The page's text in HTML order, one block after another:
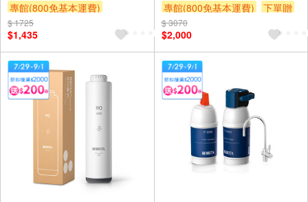
專館(800免基本運費)
滿額9折
$ 1725
$1,435
專館(800免基本運費)
下單贈
滿額9折
$ 3070
$2,000